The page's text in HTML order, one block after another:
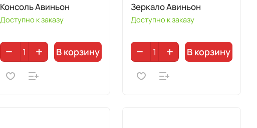
Консоль Авиньон
Доступно к заказу
В корзину
Зеркало Авиньон
Доступно к заказу
В корзину